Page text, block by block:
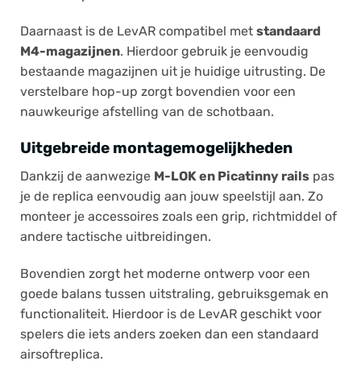
Daarnaast is de LevAR compatibel met standaard
M4-magazijnen. Hierdoor gebruik je eenvoudig
bestaande magazijnen uit je huidige uitrusting. De
verstelbare hop-up zorgt bovendien voor een
nauwkeurige afstelling van de schotbaan.
Uitgebreide montagemogelijkheden
Dankzij de aanwezige M-LOK en Picatinny rails pas
je de replica eenvoudig aan jouw speelstijl aan. Zo
monteer je accessoires zoals een grip, richtmiddel of
andere tactische uitbreidingen.
Bovendien zorgt het moderne ontwerp voor een
goede balans tussen uitstraling, gebruiksgemak en
functionaliteit. Hierdoor is de LevAR geschikt voor
spelers die iets anders zoeken dan een standaard
airsoftreplica.